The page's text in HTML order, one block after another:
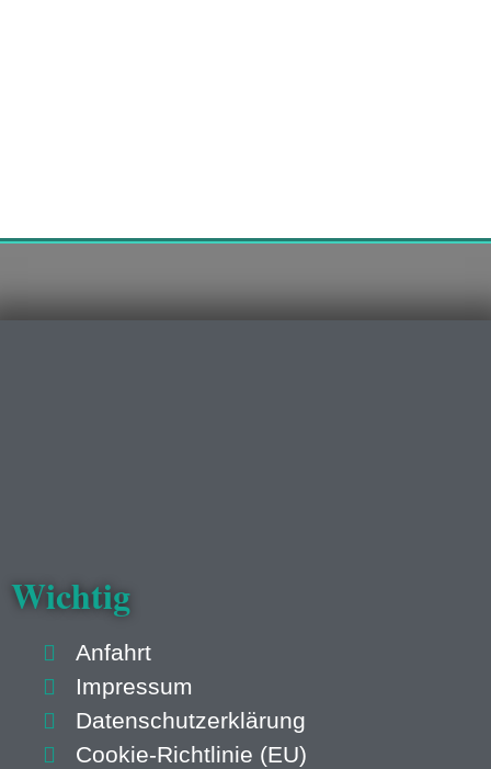
Wichtig
Anfahrt
Impressum
Datenschutzerklärung
Cookie-Richtlinie (EU)